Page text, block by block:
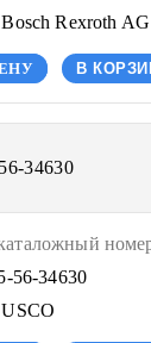
Bosch Rexroth AG
В
34630
56-34630
USCO